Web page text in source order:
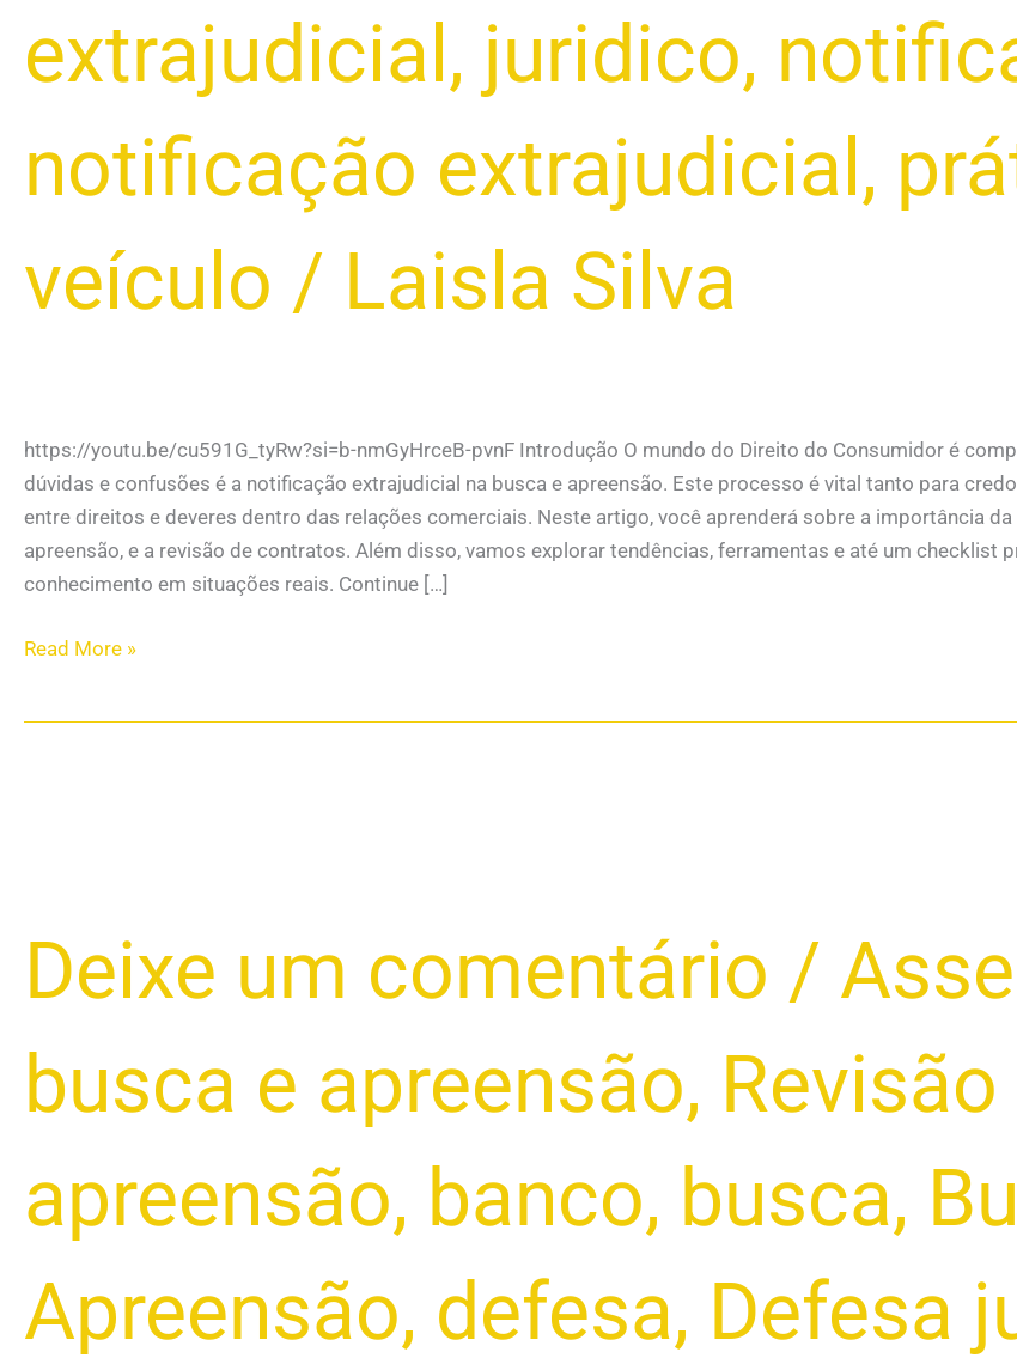
extrajudicial , juridico,
notificação extrajudicial ,
veículo / Laisla Silva
https://youtu.be/cu591G_tyRw?si=b-nmGyHrceB-pvnF Introdução O mundo do Direito do Consumidor é
dúvidas e confusões é a notificação extrajudicial na busca e apreensão. Este processo é vital tanto para
entre direitos e deveres dentro das relações comerciais. Neste artigo, você aprenderá sobre a importância
apreensão, e a revisão de contratos. Além disso, vamos explorar tendências, ferramentas e até um checklist
conhecimento em situações reais. Continue […]
Read More »
Deixe um comentário /
busca e apreensão,
apreensão, banco, busca,
Apreensão, defesa, Defesa
e
Extrajudicial:
Saber